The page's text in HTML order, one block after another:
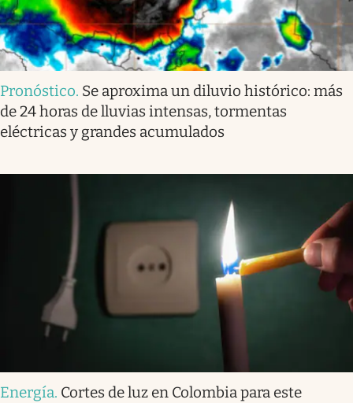
Pronóstico. Se aproxima un diluvio histórico: más
de 24 horas de lluvias intensas, tormentas
eléctricas y grandes acumulados
Energía. Cortes de luz en Colombia para este